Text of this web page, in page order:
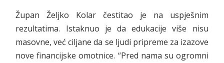
Župan Željko Kolar čestitao je na uspješnim
rezultatima. Istaknuo je da edukacije više nisu
masovne, već ciljane da se ljudi pripreme za izazove
nove financijske omotnice. “Pred nama su ogromni